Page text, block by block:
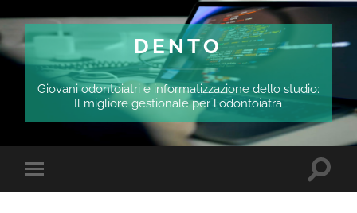
DENTO
Giovani odontoiatri e informatizzazione dello studio:
Il migliore gestionale per l'odontoiatra
Attiva/disattiva
il